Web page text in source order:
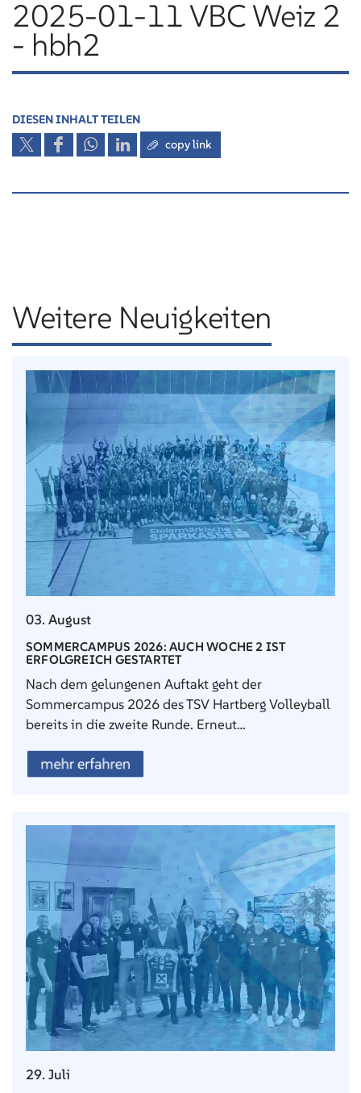
2025-01-11 VBC Weiz 2
- hbh2
DIESEN INHALT TEILEN
copy link
Weitere Neuigkeiten
03. August
SOMMERCAMPUS 2026: AUCH WOCHE 2 IST
ERFOLGREICH GESTARTET
Nach dem gelungenen Auftakt geht der
Sommercampus 2026 des TSV Hartberg Volleyball
bereits in die zweite Runde. Erneut…
mehr erfahren
29. Juli